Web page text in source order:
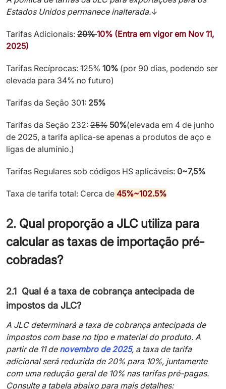
Estados Unidos permanece inalterada.↓
Tarifas Adicionais: 20%10% (Entra em vigor em Nov 11,
2025)
Tarifas Recíprocas: 125% 10% (por 90 dias, podendo ser
elevada para 34% no futuro)
Tarifas da Seção 301: 25%
Tarifas da Seção 232: 25% 50%(elevada em 4 de junho
de 2025, a tarifa aplica-se apenas a produtos de aço e
ligas de alumínio.)
Tarifas Regulares sob códigos HS aplicáveis: 0~7,5%
Taxa de tarifa total: Cerca de 45%~102.5%
2. Qual proporção a JLC utiliza para
calcular as taxas de importação pré-
cobradas?
2.1 Qual é a taxa de cobrança antecipada de
impostos da JLC?
A JLC determinará a taxa de cobrança antecipada de
impostos com base no tipo e material do produto. A
partir de 11 de novembro de 2025, a taxa de tarifa
adicional será reduzida de 20% para 10%, juntamente
com uma redução geral de 10% nas tarifas pré-pagas.
Consulte a tabela abaixo para mais detalhes: